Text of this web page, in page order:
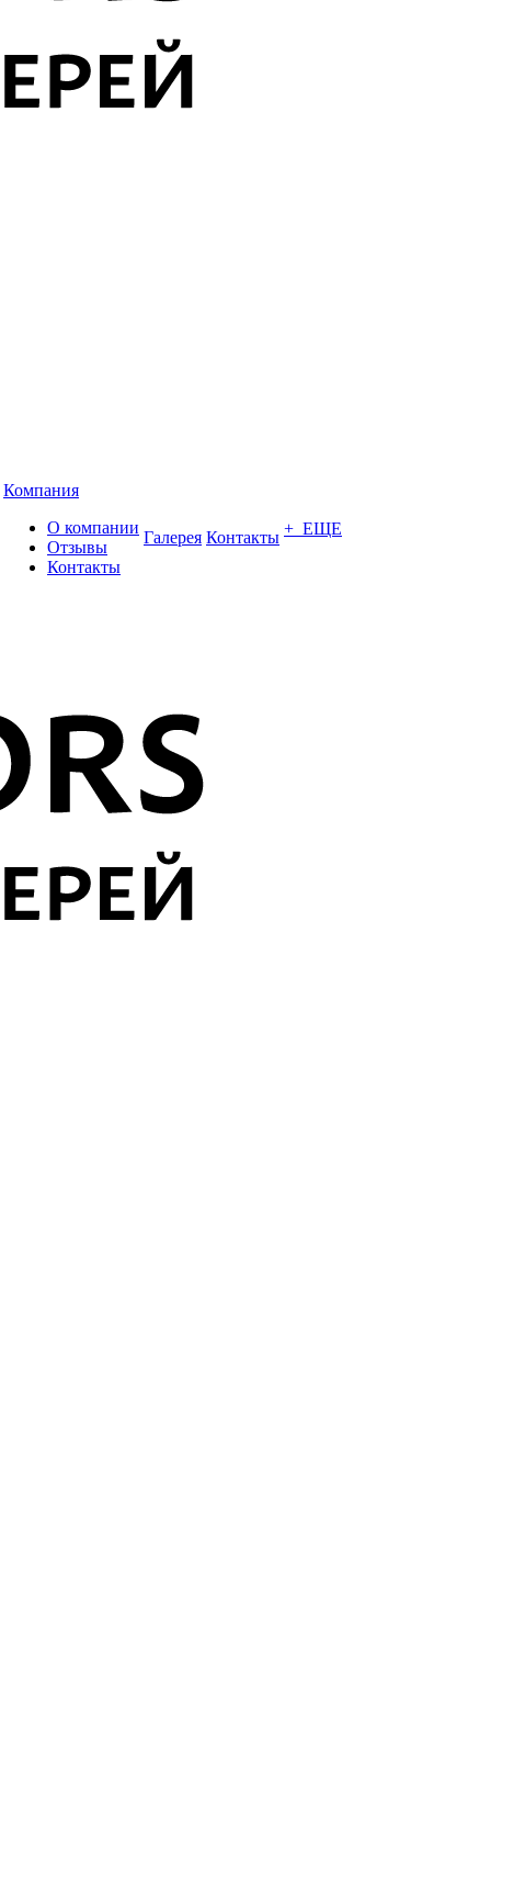
Компания
О компании
Отзывы
Контакты
Галерея Контакты + ЕЩЕ